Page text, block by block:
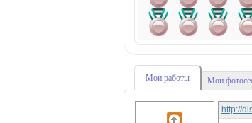
Мои работы Мои
http://